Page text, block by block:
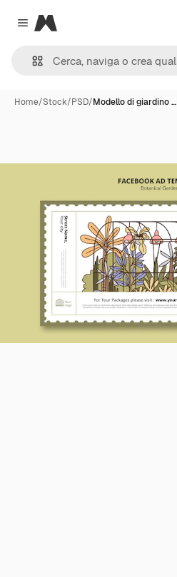
Close menu
Magnific
Home/Stock/PSD/Modello di giardino …